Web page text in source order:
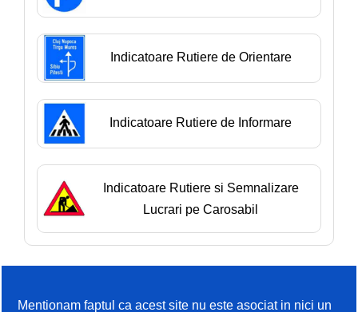
Indicatoare Rutiere de Orientare
Indicatoare Rutiere de Informare
Indicatoare Rutiere si Semnalizare
Lucrari pe Carosabil
Mentionam faptul ca acest site nu este asociat in nici un